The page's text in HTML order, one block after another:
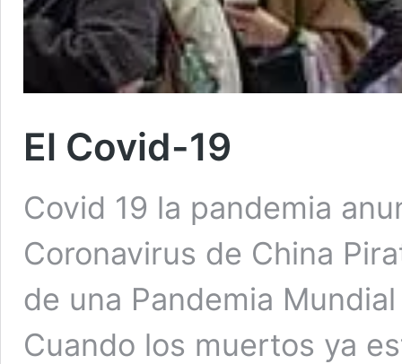
El Covid-19
Covid 19 la pandemia
Coronavirus de China
de una Pandemia
Cuando los muertos ya